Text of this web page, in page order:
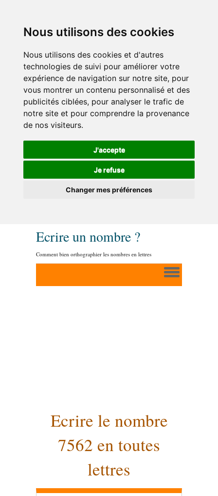
Nous utilisons des cookies
Nous utilisons des cookies et d'autres
technologies de suivi pour améliorer votre
expérience de navigation sur notre site, pour
vous montrer un contenu personnalisé et des
publicités ciblées, pour analyser le trafic de
notre site et pour comprendre la provenance
de nos visiteurs.
J'accepte
Je refuse
Changer mes préférences
Ecrire un nombre ?
Comment bien orthographier les nombres en lettres
Ecrire le nombre
7562 en toutes
lettres